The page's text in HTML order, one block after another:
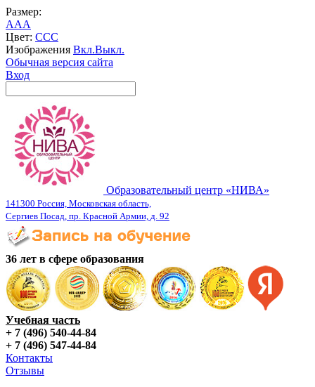
Размер:
AAA
Цвет: CCC
Изображения Вкл.Выкл.
Обычная версия сайта
Вход
Образовательный центр «НИВА»
141300 Россия, Московская область,
Сергиев Посад, пр. Красной Армии, д. 92
36 лет в сфере образования
Учебная часть
+ 7 (496) 540-44-84
+ 7 (496) 547-44-84
Контакты
Отзывы